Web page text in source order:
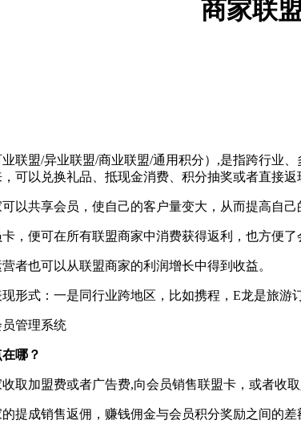
商家联
联盟/异业联盟/商业联盟/通用积分）,是指跨行业
可以兑换礼品、抵现金消费、积分抽奖或者直接返
以共享会员，使自己的客户量变大，从而提高自己
，便可在所有联盟商家中消费获得返利，也方便了
者也可以从联盟商家的利润增长中得到收益。
形式：一是同行业跨地区，比如携程，E龙是旅游
哪？
取加盟费或者广告费,向会员销售联盟卡，或者收取
提成销售返佣，赚钱佣金与会员积分奖励之间的差